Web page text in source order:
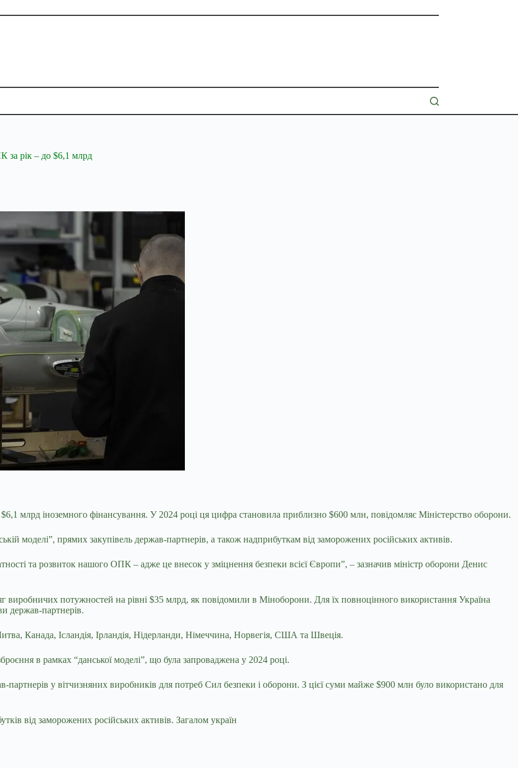
за рік – до $6,1 млрд
млрд іноземного фінансування. У 2024 році ця цифра становила приблизно $600 млн, повідомляє Міністерство оборони.
моделі”, прямих закупівель держав-партнерів, а також надприбуткам від заморожених російських активів.
та розвиток нашого ОПК – адже це внесок у зміцнення безпеки всієї Європи”, – зазначив міністр оборони Денис
виробничих потужностей на рівні $35 млрд, як повідомили в Міноборони. Для їх повноцінного використання Україна
держав-партнерів.
Канада, Ісландія, Ірландія, Нідерланди, Німеччина, Норвегія, США та Швеція.
в рамках “данської моделі”, що була запроваджена у 2024 році.
у вітчизняних виробників для потреб Сил безпеки і оборони. З цієї суми майже $900 млн було використано для
від заморожених російських активів. Загалом україн